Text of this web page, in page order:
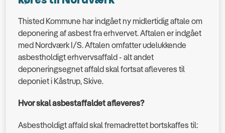
Thisted Kommune har indgået ny midlertidig aftale om
deponering af asbest fra erhvervet. Aftalen er indgået
med Nordværk I/S. Aftalen omfatter udelukkende
asbestholdigt erhvervsaffald - alt andet
deponeringsegnet affald skal fortsat afleveres til
deponiet i Kåstrup, Skive.
Hvor skal asbestaffaldet afleveres?
Asbestholdigt affald skal fremadrettet bortskaffes til: